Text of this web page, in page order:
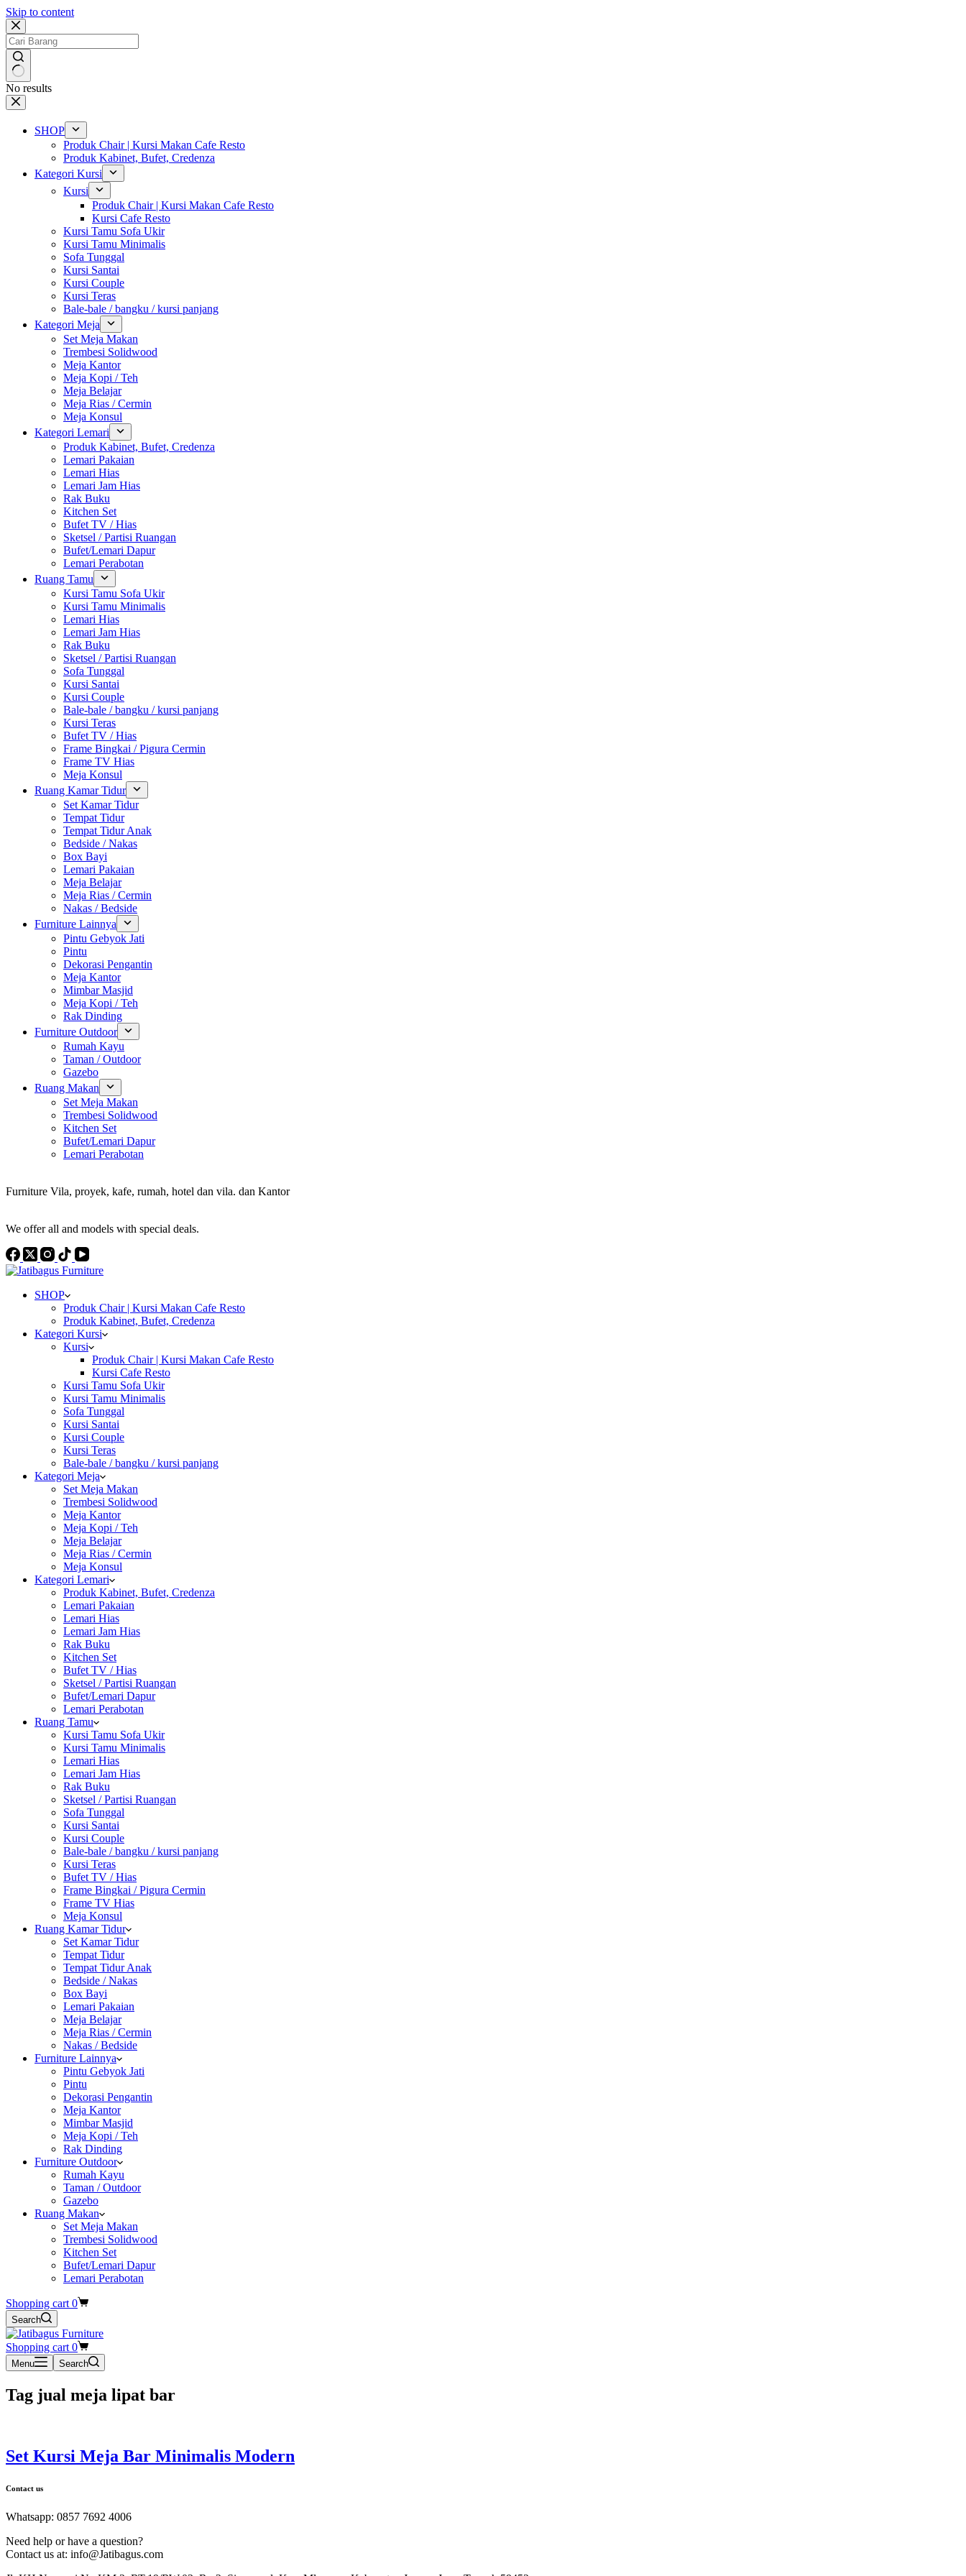
Skip to content
No results
SHOP
Produk Chair | Kursi Makan Cafe Resto
Produk Kabinet, Bufet, Credenza
Kategori Kursi
Kursi
Produk Chair | Kursi Makan Cafe Resto
Kursi Cafe Resto
Kursi Tamu Sofa Ukir
Kursi Tamu Minimalis
Sofa Tunggal
Kursi Santai
Kursi Couple
Kursi Teras
Bale-bale / bangku / kursi panjang
Kategori Meja
Set Meja Makan
Trembesi Solidwood
Meja Kantor
Meja Kopi / Teh
Meja Belajar
Meja Rias / Cermin
Meja Konsul
Kategori Lemari
Produk Kabinet, Bufet, Credenza
Lemari Pakaian
Lemari Hias
Lemari Jam Hias
Rak Buku
Kitchen Set
Bufet TV / Hias
Sketsel / Partisi Ruangan
Bufet/Lemari Dapur
Lemari Perabotan
Ruang Tamu
Kursi Tamu Sofa Ukir
Kursi Tamu Minimalis
Lemari Hias
Lemari Jam Hias
Rak Buku
Sketsel / Partisi Ruangan
Sofa Tunggal
Kursi Santai
Kursi Couple
Bale-bale / bangku / kursi panjang
Kursi Teras
Bufet TV / Hias
Frame Bingkai / Pigura Cermin
Frame TV Hias
Meja Konsul
Ruang Kamar Tidur
Set Kamar Tidur
Tempat Tidur
Tempat Tidur Anak
Bedside / Nakas
Box Bayi
Lemari Pakaian
Meja Belajar
Meja Rias / Cermin
Nakas / Bedside
Furniture Lainnya
Pintu Gebyok Jati
Pintu
Dekorasi Pengantin
Meja Kantor
Mimbar Masjid
Meja Kopi / Teh
Rak Dinding
Furniture Outdoor
Rumah Kayu
Taman / Outdoor
Gazebo
Ruang Makan
Set Meja Makan
Trembesi Solidwood
Kitchen Set
Bufet/Lemari Dapur
Lemari Perabotan
Furniture Vila, proyek, kafe, rumah, hotel dan vila. dan Kantor
We offer all and models with special deals.
SHOP
Produk Chair | Kursi Makan Cafe Resto
Produk Kabinet, Bufet, Credenza
Kategori Kursi
Kursi
Produk Chair | Kursi Makan Cafe Resto
Kursi Cafe Resto
Kursi Tamu Sofa Ukir
Kursi Tamu Minimalis
Sofa Tunggal
Kursi Santai
Kursi Couple
Kursi Teras
Bale-bale / bangku / kursi panjang
Kategori Meja
Set Meja Makan
Trembesi Solidwood
Meja Kantor
Meja Kopi / Teh
Meja Belajar
Meja Rias / Cermin
Meja Konsul
Kategori Lemari
Produk Kabinet, Bufet, Credenza
Lemari Pakaian
Lemari Hias
Lemari Jam Hias
Rak Buku
Kitchen Set
Bufet TV / Hias
Sketsel / Partisi Ruangan
Bufet/Lemari Dapur
Lemari Perabotan
Ruang Tamu
Kursi Tamu Sofa Ukir
Kursi Tamu Minimalis
Lemari Hias
Lemari Jam Hias
Rak Buku
Sketsel / Partisi Ruangan
Sofa Tunggal
Kursi Santai
Kursi Couple
Bale-bale / bangku / kursi panjang
Kursi Teras
Bufet TV / Hias
Frame Bingkai / Pigura Cermin
Frame TV Hias
Meja Konsul
Ruang Kamar Tidur
Set Kamar Tidur
Tempat Tidur
Tempat Tidur Anak
Bedside / Nakas
Box Bayi
Lemari Pakaian
Meja Belajar
Meja Rias / Cermin
Nakas / Bedside
Furniture Lainnya
Pintu Gebyok Jati
Pintu
Dekorasi Pengantin
Meja Kantor
Mimbar Masjid
Meja Kopi / Teh
Rak Dinding
Furniture Outdoor
Rumah Kayu
Taman / Outdoor
Gazebo
Ruang Makan
Set Meja Makan
Trembesi Solidwood
Kitchen Set
Bufet/Lemari Dapur
Lemari Perabotan
Shopping cart 0
Search
Shopping cart 0
Menu Search
Tag jual meja lipat bar
Set Kursi Meja Bar Minimalis Modern
Contact us
Whatsapp: 0857 7692 4006
Need help or have a question?
Contact us at: info@Jatibagus.com